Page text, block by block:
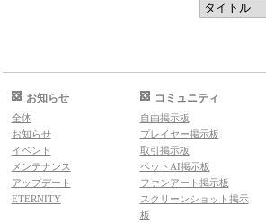
お知らせ
全体
お知らせ
イベント
メンテナンス
アップデート
ETERNITY
コミュニティ
自由掲示板
プレイヤー掲示板
取引掲示板
ペットAI掲示板
ファンアート掲示板
スクリーンショット掲示
板